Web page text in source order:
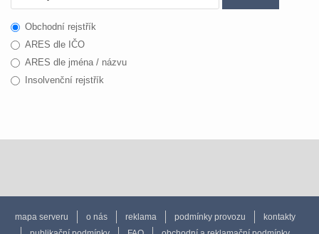
Obchodní rejstřík
ARES dle IČO
ARES dle jména / názvu
Insolvenční rejstřík
mapa serveru o nás reklama podmínky provozu
kontakty